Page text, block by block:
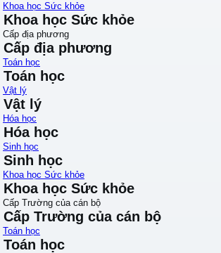
Khoa học Sức khỏe
Khoa học Sức khỏe
Cấp địa phương
Cấp địa phương
Toán học
Toán học
Vật lý
Vật lý
Hóa học
Hóa học
Sinh học
Sinh học
Khoa học Sức khỏe
Khoa học Sức khỏe
Cấp Trường của cán bộ
Cấp Trường của cán bộ
Toán học
Toán học